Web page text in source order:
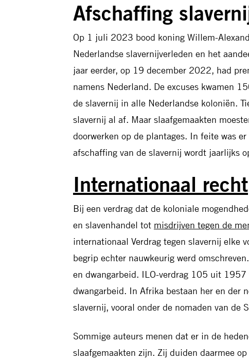
Afschaffing
Op 1 juli 2023 bood koning Willem-
Nederlandse slavernijverleden en het
jaar eerder, op 19 december 2022, had
namens Nederland. De excuses kwamen
de slavernij in alle Nederlandse koloniën.
slavernij al af. Maar slaafgemaakten
doorwerken op de plantages. In feite was
afschaffing van de slavernij wordt jaarlijks
Internationaal recht
Bij een verdrag dat de koloniale
en slavenhandel tot misdrijven tegen de
internationaal Verdrag tegen slavernij elke
begrip echter nauwkeurig werd
en dwangarbeid. ILO-verdrag 105 uit 1957
dwangarbeid. In Afrika bestaan her en der
slavernij, vooral onder de nomaden van de
Sommige auteurs menen dat er in de
slaafgemaakten zijn. Zij duiden daarmee